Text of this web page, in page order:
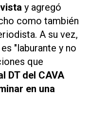
y agregó
como también
A su vez,
"laburante y no
que
DT del CAVA
en una